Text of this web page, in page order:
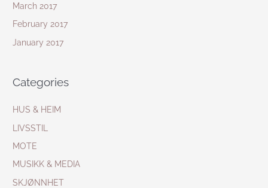
March 2017
February 2017
January 2017
Categories
HUS & HEIM
LIVSSTIL
MOTE
MUSIKK & MEDIA
SKJØNNHET